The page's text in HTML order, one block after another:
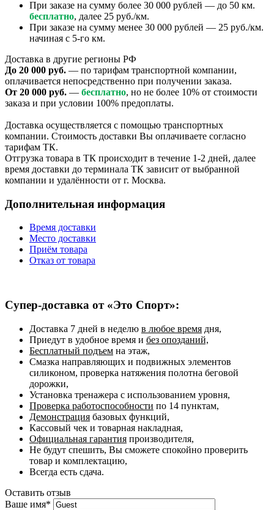
При заказе на сумму более 30 000 рублей — до 50 км.
бесплатно, далее 25 руб./км.
При заказе на сумму менее 30 000 рублей — 25 руб./км.
начиная с 5-го км.
Доставка в другие регионы РФ
До 20 000 руб. — по тарифам транспортной компании,
оплачивается непосредственно при получении заказа.
От 20 000 руб. — бесплатно, но не более 10% от стоимости
заказа и при условии 100% предоплаты.
Доставка осуществляется с помощью транспортных
компании. Стоимость доставки Вы оплачиваете согласно
тарифам ТК.
Отгрузка товара в ТК происходит в течение 1-2 дней, далее
время доставки до терминала ТК зависит от выбранной
компании и удалённости от г. Москва.
Дополнительная информация
Время доставки
Место доставки
Приём товара
Отказ от товара
Супер-доставка от «Это Спорт»:
Доставка 7 дней в неделю в любое время дня,
Приедут в удобное время и без опозданий,
Бесплатный подъем на этаж,
Смазка направляющих и подвижных элементов
силиконом, проверка натяжения полотна беговой
дорожки,
Установка тренажера с использованием уровня,
Проверка работоспособности по 14 пунктам,
Демонстрация базовых функций,
Кассовый чек и товарная накладная,
Официальная гарантия производителя,
Не будут спешить, Вы сможете спокойно проверить
товар и комплектацию,
Всегда есть сдача.
Оставить отзыв
Ваше имя*